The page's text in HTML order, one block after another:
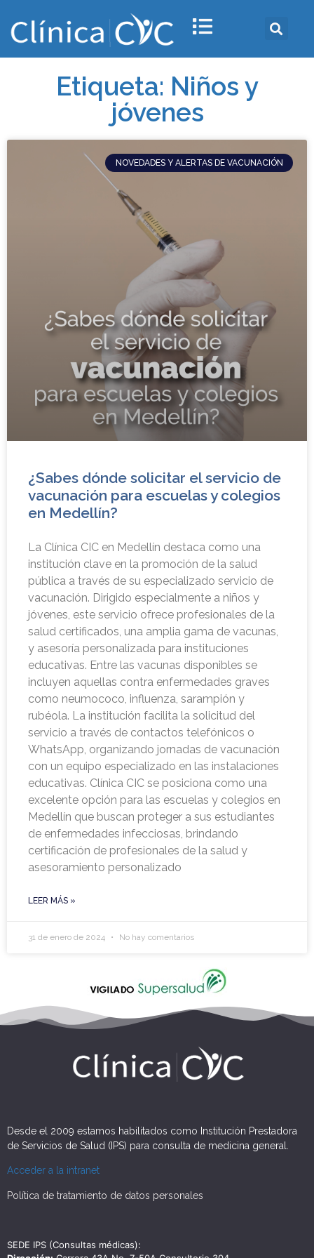
Etiqueta: Niños y
jóvenes
NOVEDADES Y ALERTAS DE VACUNACIÓN
¿Sabes dónde solicitar el servicio de
vacunación para escuelas y colegios
en Medellín?
La Clínica CIC en Medellín destaca como una
institución clave en la promoción de la salud
pública a través de su especializado servicio de
vacunación. Dirigido especialmente a niños y
jóvenes, este servicio ofrece profesionales de la
salud certificados, una amplia gama de vacunas,
y asesoría personalizada para instituciones
educativas. Entre las vacunas disponibles se
incluyen aquellas contra enfermedades graves
como neumococo, influenza, sarampión y
rubéola. La institución facilita la solicitud del
servicio a través de contactos telefónicos o
WhatsApp, organizando jornadas de vacunación
con un equipo especializado en las instalaciones
educativas. Clínica CIC se posiciona como una
excelente opción para las escuelas y colegios en
Medellín que buscan proteger a sus estudiantes
de enfermedades infecciosas, brindando
certificación de profesionales de la salud y
asesoramiento personalizado
LEER MÁS »
31 de enero de 2024 No hay comentarios
Desde el 2009 estamos habilitados como Institución Prestadora
de Servicios de Salud (IPS) para consulta de medicina general.
Acceder a la intranet
Política de tratamiento de datos personales
SEDE IPS (Consultas médicas):